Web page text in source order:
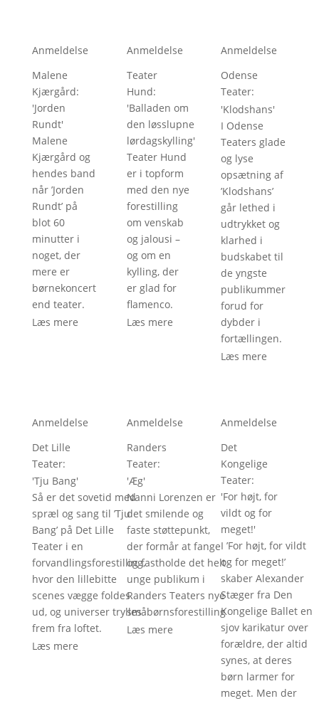
Anmeldelse
Malene
Kjærgård:
'Jorden
Rundt'
Malene
Kjærgård og
hendes band
når ’Jorden
Rundt’ på
blot 60
minutter i
noget, der
mere er
børnekoncert
end teater.
Læs mere
Anmeldelse
Teater
Hund:
'Balladen om
den løsslupne
lørdagskylling'
Teater Hund
er i topform
med den nye
forestilling
om venskab
og jalousi –
og om en
kylling, der
er glad for
flamenco.
Læs mere
Anmeldelse
Odense
Teater:
'Klodshans'
I Odense
Teaters glade
og lyse
opsætning af
’Klodshans’
går lethed i
udtrykket og
klarhed i
budskabet til
de yngste
publikummer
forud for
dybder i
fortællingen.
Læs mere
Anmeldelse
Det Lille
Teater:
'Tju Bang'
Så er det sovetid med
spræl og sang til ’Tju
Bang’ på Det Lille
Teater i en
forvandlingsforestilling,
hvor den lillebitte
scenes vægge foldes
ud, og universer trylles
frem fra loftet.
Læs mere
Anmeldelse
Randers
Teater:
'Æg'
Nanni Lorenzen er
det smilende og
faste støttepunkt,
der formår at fange
og fastholde det helt
unge publikum i
Randers Teaters nye
småbørnsforestilling
Læs mere
Anmeldelse
Det
Kongelige
Teater:
'For højt, for
vildt og for
meget!'
I ’For højt, for vildt
og for meget!’
skaber Alexander
Stæger fra Den
Kongelige Ballet en
sjov karikatur over
forældre, der altid
synes, at deres
børn larmer for
meget. Men der